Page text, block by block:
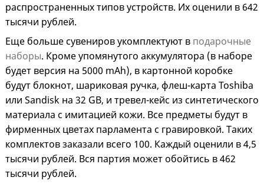
распространенных типов устройств. Их оценили в 642
тысячи рублей.
Еще больше сувениров укомплектуют в подарочные
наборы. Кроме упомянутого аккумулятора (в наборе
будет версия на 5000 mAh), в картонной коробке
будут блокнот, шариковая ручка, флеш-карта Toshiba
или Sandisk на 32 GB, и тревел-кейс из синтетического
материала с имитацией кожи. Все предметы будут в
фирменных цветах парламента с гравировкой. Таких
комплектов заказали всего 100. Каждый оценили в 4,5
тысячи рублей. Вся партия может обойтись в 462
тысячи рублей.